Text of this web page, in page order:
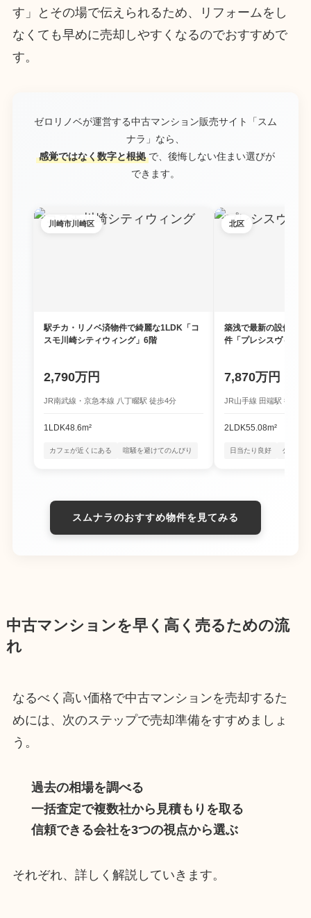
す」とその場で伝えられるため、リフォームをし
なくても早めに売却しやすくなるのでおすすめで
す。
ゼロリノベが運営する中古マンション販売サイト「スム
ナラ」なら、
感覚ではなく数字と根拠 で、後悔しない住まい選びが
できます。
川崎市川崎区
駅チカ・リノベ済物件で綺麗な1LDK「コ
スモ川崎シティウィング」6階
2,790万円
JR南武線・京急本線 八丁畷駅 徒歩4分
1LDK48.6m²
カフェが近くにある 喧騒を避けてのんびり
北区
築浅で最新の設備が
件「プレシスヴィアラ
7,870万円
JR山手線 田端駅 徒歩10
2LDK55.08m²
日当たり良好 公園が
スムナラのおすすめ物件を見てみる
中古マンションを早く高く売るための流
れ
なるべく高い価格で中古マンションを売却するた
めには、次のステップで売却準備をすすめましょ
う。
過去の相場を調べる
一括査定で複数社から見積もりを取る
信頼できる会社を3つの視点から選ぶ
それぞれ、詳しく解説していきます。